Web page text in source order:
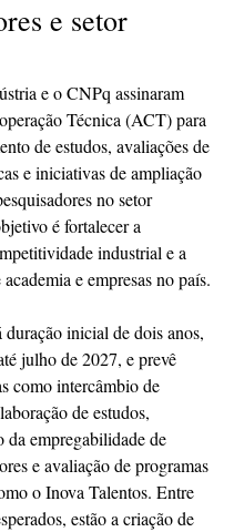
e setor
e o CNPq assinaram
Técnica (ACT) para
de estudos, avaliações de
e iniciativas de ampliação
no setor
é fortalecer a
industrial e a
e empresas no país.
duração inicial de dois anos,
julho de 2027, e prevê
como intercâmbio de
de estudos,
da empregabilidade de
e avaliação de programas
o Inova Talentos. Entre
estão a criação de